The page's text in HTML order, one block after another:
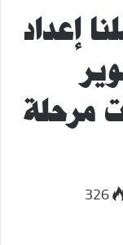
إعداد
مرحلة
326